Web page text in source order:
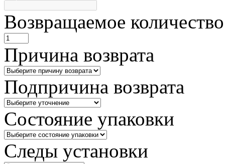
Возвращаемое количество
Причина возврата
Подпричина возврата
Состояние упаковки
Следы установки